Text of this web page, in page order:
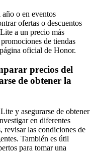
o en eventos
ofertas o descuentos
a un precio más
de tiendas
oficial de Honor.
precios del
de obtener la
y asegurarse de obtener
en diferentes
revisar las condiciones de
También es útil
para tomar una